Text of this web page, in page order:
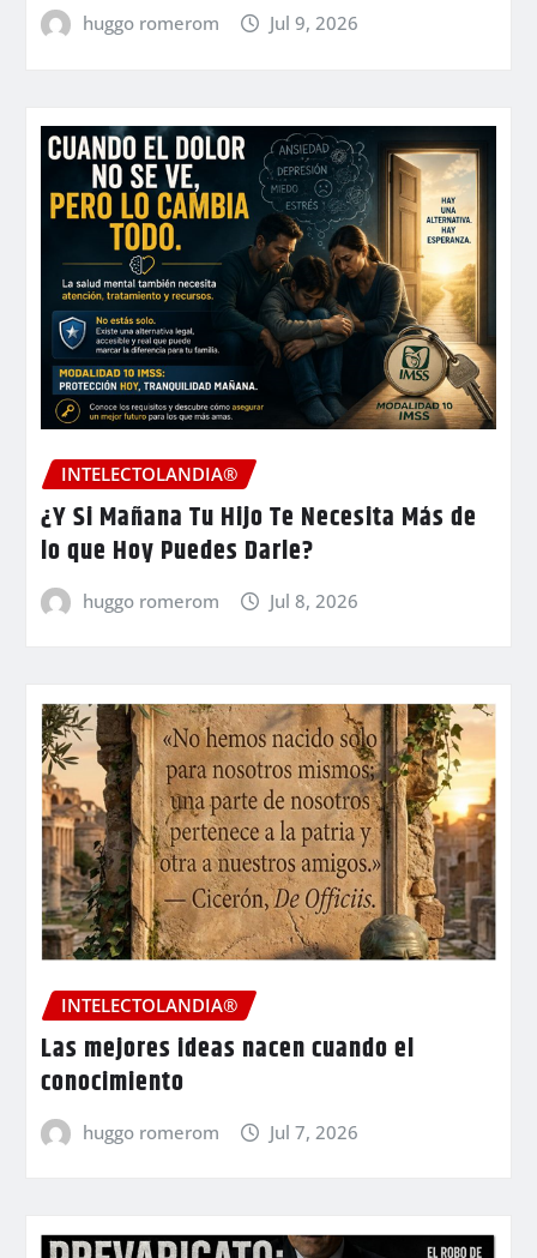
huggo romerom Jul 9, 2026
INTELECTOLANDIA®
¿Y Si Mañana Tu Hijo Te Necesita Más de
lo que Hoy Puedes Darle?
huggo romerom Jul 8, 2026
INTELECTOLANDIA®
Las mejores ideas nacen cuando el
conocimiento
huggo romerom Jul 7, 2026